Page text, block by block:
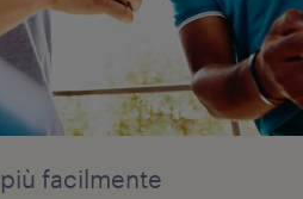
facilmente